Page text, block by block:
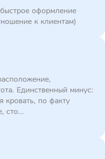
оформление
к клиентам)
Единственный минус:
кровать, по факту
сто...